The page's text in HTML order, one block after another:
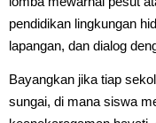
pendidikan lingkungan
lapangan, dan dialog
Bayangkan jika tiap
sungai, di mana siswa